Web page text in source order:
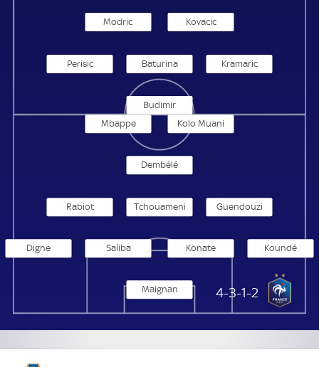
Modric Kovacic
Perisic Baturina Kramaric
Budimir
Frankreich
4-3-1-2
Maignan
Koundé
Konate
Saliba
Digne
Guendouzi
Tchouameni
Rabiot
Dembélé
Kolo Muani
Mbappe